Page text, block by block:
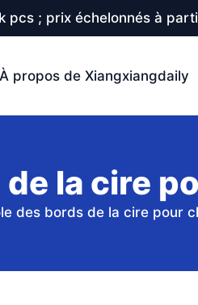
; prix échelonnés à
À propos de Xiangxiangdaily
la cire
des bords de la cire pour